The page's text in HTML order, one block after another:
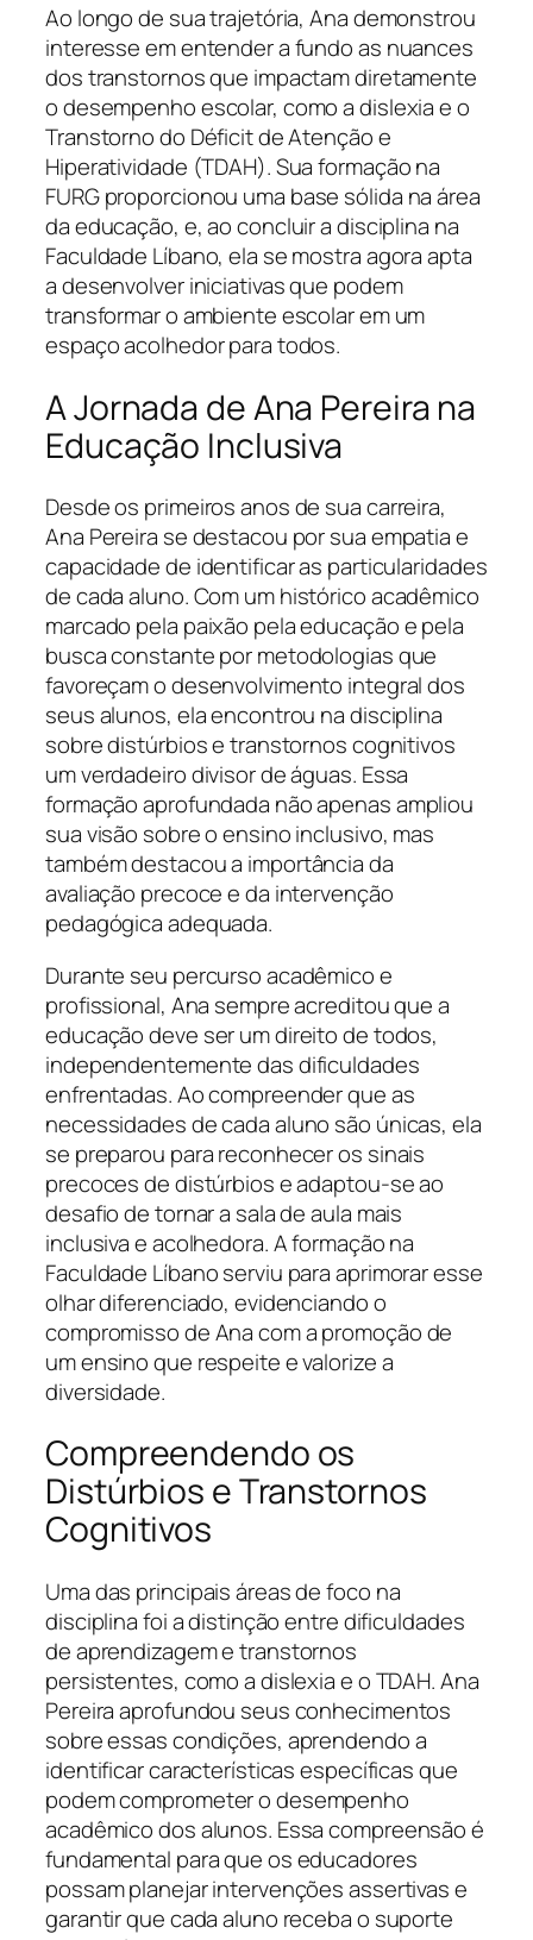
Ao longo de sua trajetória, Ana demonstrou
interesse em entender a fundo as nuances
dos transtornos que impactam diretamente
o desempenho escolar, como a dislexia e o
Transtorno do Déficit de Atenção e
Hiperatividade (TDAH). Sua formação na
FURG proporcionou uma base sólida na área
da educação, e, ao concluir a disciplina na
Faculdade Líbano, ela se mostra agora apta
a desenvolver iniciativas que podem
transformar o ambiente escolar em um
espaço acolhedor para todos.
A Jornada de Ana Pereira na
Educação Inclusiva
Desde os primeiros anos de sua carreira,
Ana Pereira se destacou por sua empatia e
capacidade de identificar as particularidades
de cada aluno. Com um histórico acadêmico
marcado pela paixão pela educação e pela
busca constante por metodologias que
favoreçam o desenvolvimento integral dos
seus alunos, ela encontrou na disciplina
sobre distúrbios e transtornos cognitivos
um verdadeiro divisor de águas. Essa
formação aprofundada não apenas ampliou
sua visão sobre o ensino inclusivo, mas
também destacou a importância da
avaliação precoce e da intervenção
pedagógica adequada.
Durante seu percurso acadêmico e
profissional, Ana sempre acreditou que a
educação deve ser um direito de todos,
independentemente das dificuldades
enfrentadas. Ao compreender que as
necessidades de cada aluno são únicas, ela
se preparou para reconhecer os sinais
precoces de distúrbios e adaptou-se ao
desafio de tornar a sala de aula mais
inclusiva e acolhedora. A formação na
Faculdade Líbano serviu para aprimorar esse
olhar diferenciado, evidenciando o
compromisso de Ana com a promoção de
um ensino que respeite e valorize a
diversidade.
Compreendendo os
Distúrbios e Transtornos
Cognitivos
Uma das principais áreas de foco na
disciplina foi a distinção entre dificuldades
de aprendizagem e transtornos
persistentes, como a dislexia e o TDAH. Ana
Pereira aprofundou seus conhecimentos
sobre essas condições, aprendendo a
identificar características específicas que
podem comprometer o desempenho
acadêmico dos alunos. Essa compreensão é
fundamental para que os educadores
possam planejar intervenções assertivas e
garantir que cada aluno receba o suporte